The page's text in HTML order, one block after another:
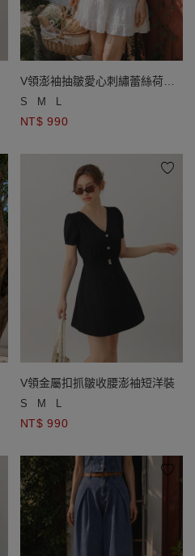
V領澎袖抽皺愛心刺繡蕾絲荷葉
邊短洋裝
S M L
NT$ 990
V領金屬扣抓皺收腰澎袖短洋裝
S M L
NT$ 990